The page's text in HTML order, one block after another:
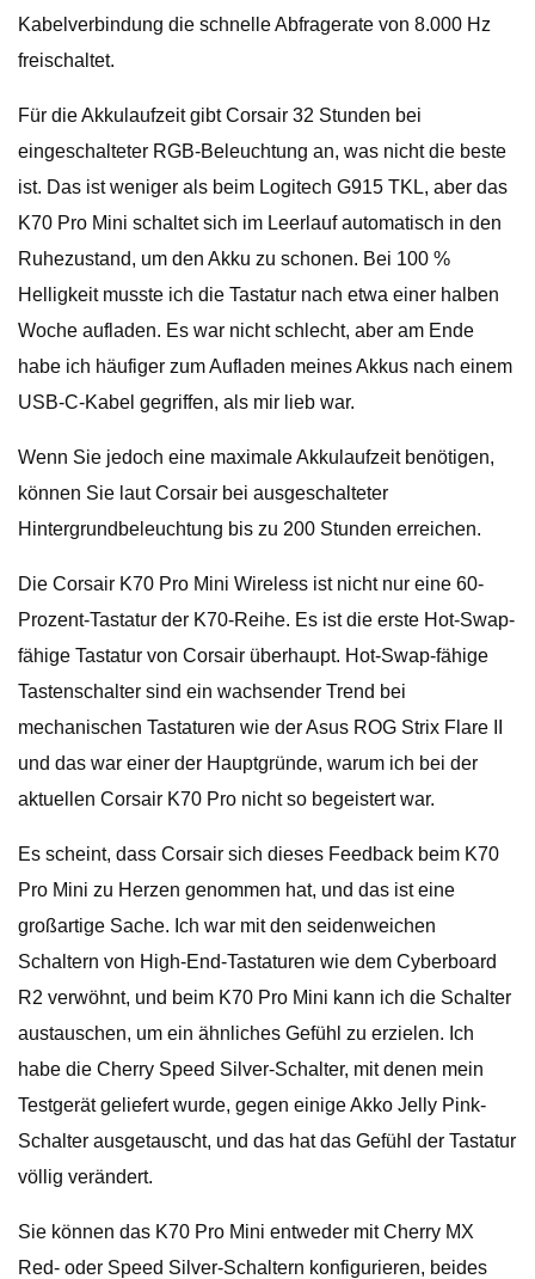
Kabelverbindung die schnelle Abfragerate von 8.000 Hz
freischaltet.
Für die Akkulaufzeit gibt Corsair 32 Stunden bei
eingeschalteter RGB-Beleuchtung an, was nicht die beste
ist. Das ist weniger als beim Logitech G915 TKL, aber das
K70 Pro Mini schaltet sich im Leerlauf automatisch in den
Ruhezustand, um den Akku zu schonen. Bei 100 %
Helligkeit musste ich die Tastatur nach etwa einer halben
Woche aufladen. Es war nicht schlecht, aber am Ende
habe ich häufiger zum Aufladen meines Akkus nach einem
USB-C-Kabel gegriffen, als mir lieb war.
Wenn Sie jedoch eine maximale Akkulaufzeit benötigen,
können Sie laut Corsair bei ausgeschalteter
Hintergrundbeleuchtung bis zu 200 Stunden erreichen.
Die Corsair K70 Pro Mini Wireless ist nicht nur eine 60-
Prozent-Tastatur der K70-Reihe. Es ist die erste Hot-Swap-
fähige Tastatur von Corsair überhaupt. Hot-Swap-fähige
Tastenschalter sind ein wachsender Trend bei
mechanischen Tastaturen wie der Asus ROG Strix Flare II
und das war einer der Hauptgründe, warum ich bei der
aktuellen Corsair K70 Pro nicht so begeistert war.
Es scheint, dass Corsair sich dieses Feedback beim K70
Pro Mini zu Herzen genommen hat, und das ist eine
großartige Sache. Ich war mit den seidenweichen
Schaltern von High-End-Tastaturen wie dem Cyberboard
R2 verwöhnt, und beim K70 Pro Mini kann ich die Schalter
austauschen, um ein ähnliches Gefühl zu erzielen. Ich
habe die Cherry Speed ​​Silver-Schalter, mit denen mein
Testgerät geliefert wurde, gegen einige Akko Jelly Pink-
Schalter ausgetauscht, und das hat das Gefühl der Tastatur
völlig verändert.
Sie können das K70 Pro Mini entweder mit Cherry MX
Red- oder Speed ​​Silver-Schaltern konfigurieren, beides